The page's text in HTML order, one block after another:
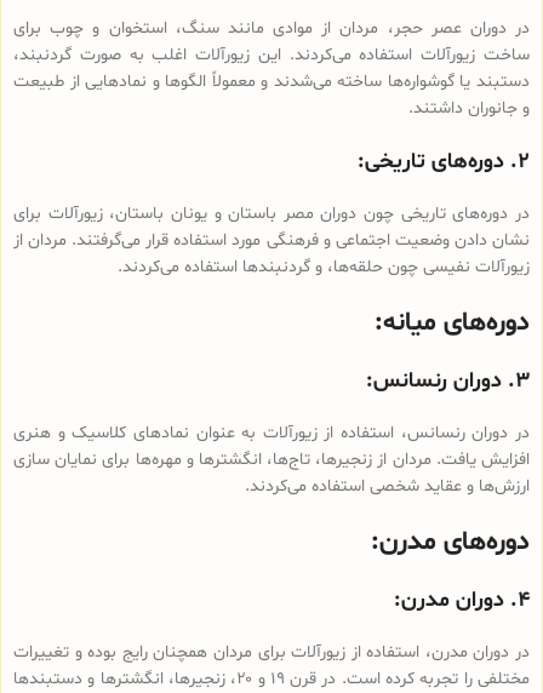
در دوران عصر حجر، مردان از موادی مانند سنگ، استخوان و چوب برای
ساخت زیورآلات استفاده می‌کردند. این زیورآلات اغلب به صورت گردنبند،
دستبند یا گوشواره‌ها ساخته می‌شدند و معمولاً الگوها و نمادهایی از طبیعت
و جانوران داشتند.
۲. دوره‌های تاریخی:
در دوره‌های تاریخی چون دوران مصر باستان و یونان باستان، زیورآلات برای
نشان دادن وضعیت اجتماعی و فرهنگی مورد استفاده قرار می‌گرفتند. مردان از
زیورآلات نفیسی چون حلقه‌ها، و گردنبندها استفاده می‌کردند.
دوره‌های میانه:
۳. دوران رنسانس:
در دوران رنسانس، استفاده از زیورآلات به عنوان نمادهای کلاسیک و هنری
افزایش یافت. مردان از زنجیر‌ها، تاج‌ها، انگشترها و مهره‌ها برای نمایان سازی
ارزش‌ها و عقاید شخصی استفاده می‌کردند.
دوره‌های مدرن:
۴. دوران مدرن:
در دوران مدرن، استفاده از زیورآلات برای مردان همچنان رایج بوده و تغییرات
مختلفی را تجربه کرده است. در قرن ۱۹ و ۲۰، زنجیر‌ها، انگشترها و دستبندها